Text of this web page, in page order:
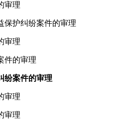
审理
保护纠纷案件的审理
审理
件的审理
纷案件的审理
审理
审理